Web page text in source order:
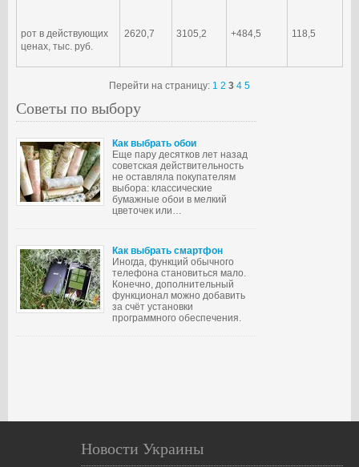
рот в действующих
ценах, тыс. руб.
2620,7 3105,2 +484,5 118,5
Перейти на страницу: 1 2 3 4 5
Советы по выбору
Как выбрать обои
Еще пару десятков лет назад
советская действительность
не оставляла покупателям
выбора: классические
бумажные обои в мелкий
цветочек или…
Как выбрать смартфон
Иногда, функций обычного
телефона становиться мало.
Конечно, дополнительный
функционал можно добавить
за счёт установки
программного обеспечения.
Новости Украины